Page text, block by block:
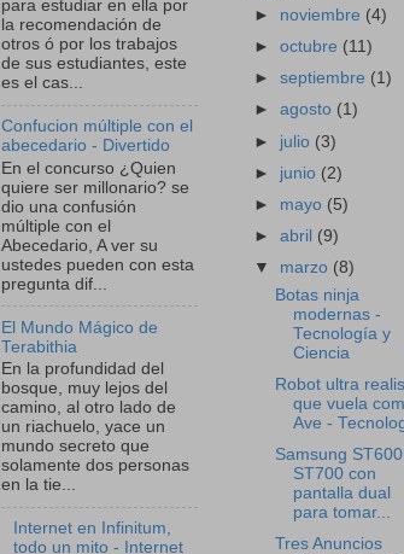
para estudiar en ella por
la recomendación de
otros ó por los trabajos
de sus estudiantes, este
es el cas...
Confucion múltiple con el
abecedario - Divertido
En el concurso ¿Quien
quiere ser millonario? se
dio una confusión
múltiple con el
Abecedario, A ver su
ustedes pueden con esta
pregunta dif...
El Mundo Mágico de
Terabithia
En la profundidad del
bosque, muy lejos del
camino, al otro lado de
un riachuelo, yace un
mundo secreto que
solamente dos personas
en la tie...
Internet en Infinitum,
todo un mito - Internet
► noviembre (4)
►octubre (11)
►septiembre (1)
►agosto (1)
► julio (3)
► junio (2)
► mayo (5)
►abril (9)
▼ marzo (8)
Botas ninja
modernas -
Tecnología y
Ciencia
Robot ultra
que vuela
Ave -
Samsung
ST700 con
pantalla dual
para tomar...
Tres Anuncios